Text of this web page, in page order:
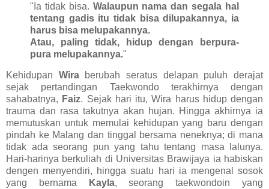
"Ia tidak bisa. Walaupun nama dan segala hal
tentang gadis itu tidak bisa dilupakannya, ia
harus bisa melupakannya.
Atau, paling tidak, hidup dengan berpura-
pura melupakannya."
Kehidupan Wiraberubah seratus delapan puluh derajat
sejak pertandingan Taekwondo terakhirnya dengan
sahabatnya, Faiz. Sejak hari itu, Wira harus hidup dengan
trauma dan rasa takutnya akan hujan. Hingga akhirnya ia
memutuskan untuk memulai kehidupan yang baru dengan
pindah ke Malang dan tinggal bersama neneknya; di mana
tidak ada seorang pun yang tahu tentang masa lalunya.
Hari-harinya berkuliah di Universitas Brawijaya ia habiskan
dengen menyendiri, hingga suatu hari ia mengenal sosok
yang bernama
Kayla, seorang taekwondoin yang